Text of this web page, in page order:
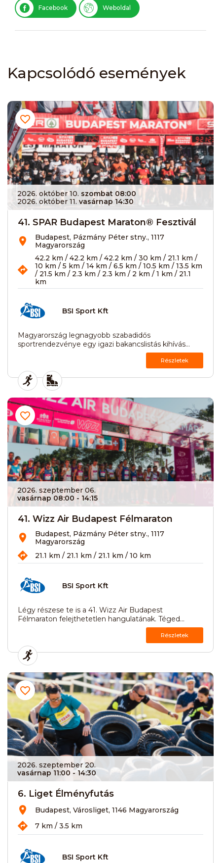
Facebook Weboldal
Kapcsolódó események
2026. október 10. szombat 08:00
2026. október 11. vasárnap 14:30
41. SPAR Budapest Maraton® Fesztivál
Budapest, Pázmány Péter stny., 1117
Magyarország
42.2 km / 42.2 km / 42.2 km / 30 km / 21.1 km /
10 km / 5 km / 14 km / 6.5 km / 10.5 km / 13.5 km
/ 21.5 km / 2.3 km / 2.3 km / 2 km / 1 km / 21.1
km
BSI Sport Kft
Magyarország legnagyobb szabadidős
sportrendezvénye egy igazi bakancslistás kihívás...
Részletek
2026. szeptember 06.
vasárnap 08:00 - 14:15
41. Wizz Air Budapest Félmaraton
Budapest, Pázmány Péter stny., 1117
Magyarország
21.1 km / 21.1 km / 21.1 km / 10 km
BSI Sport Kft
Légy részese te is a 41. Wizz Air Budapest
Félmaraton felejthetetlen hangulatának. Téged...
Részletek
2026. szeptember 20.
vasárnap 11:00 - 14:30
6. Liget Élményfutás
Budapest, Városliget, 1146 Magyarország
7 km / 3.5 km
BSI Sport Kft